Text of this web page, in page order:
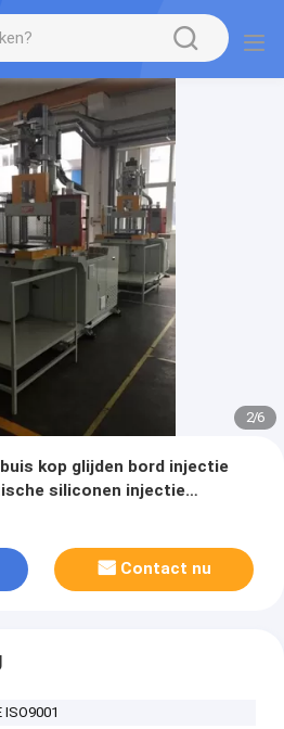
2/6
kop glijden bord injectie
siliconen injectie
Contact nu
ISO9001